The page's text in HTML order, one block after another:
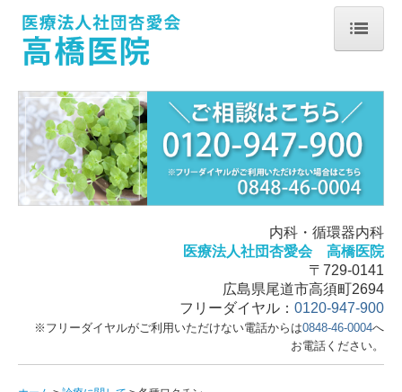
ホーム
恋の水事業
デイサービスセンター恋の水
グループホーム恋の水
院長紹介・医院紹介
内科・循環器内科
医療法人社団杏愛会 高橋医院
〒729-0141
広島県尾道市高須町2694
フリーダイヤル： 0120-947-900
※フリーダイヤルがご利用いただけない電話からは0848-46-0004へ
お電話ください。